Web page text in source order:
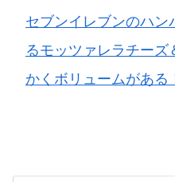
セブンイレブンのハ
るモッツァレラチーズ
かくボリュームがある